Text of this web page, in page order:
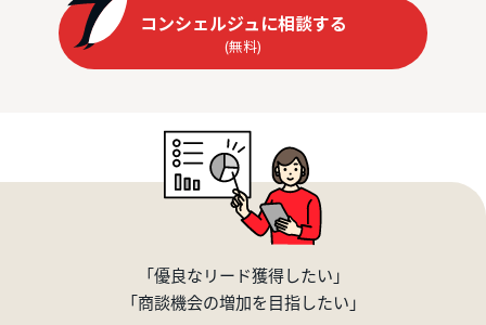
コンシェルジュに相談する
(無料)
「優良なリード獲得したい」
「商談機会の増加を目指したい」